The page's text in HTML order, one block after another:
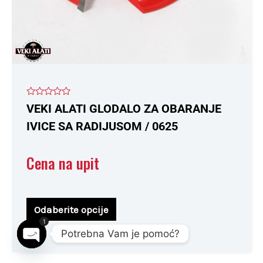
Ocenjeno
sa
od
VEKI ALATI GLODALO ZA OBARANJE
IVICE SA RADIJUSOM / 0625
Cena na upit
Odaberite opcije
stranici
Potrebna Vam je pomoć?
1